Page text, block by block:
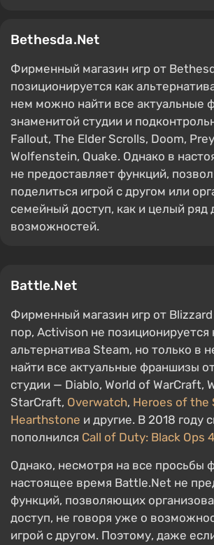
Bethesda.Net
Фирменный магазин игр от
позиционируется как
нем можно найти все актуальные
знаменитой студии и
Fallout, The Elder Scrolls, Doom,
Wolfenstein, Quake. Однако в
не предоставляет функций,
поделиться игрой с другом или
семейный доступ, как и целый ряд
возможностей.
Battle.Net
Фирменный магазин игр от
пор, Activison не позиционируется
альтернатива Steam, но только в
найти все актуальные франшизы
студии — Diablo, World of WarCraft,
StarCraft, Overwatch, Heroes of the
Hearthstone и другие. В 2018 году
пополнился Call of Duty: Black Ops 4
Однако, несмотря на все просьбы
настоящее время Battle.Net не
функций, позволяющих
доступ, не говоря уже о
игрой с другом. Поэтому, даже